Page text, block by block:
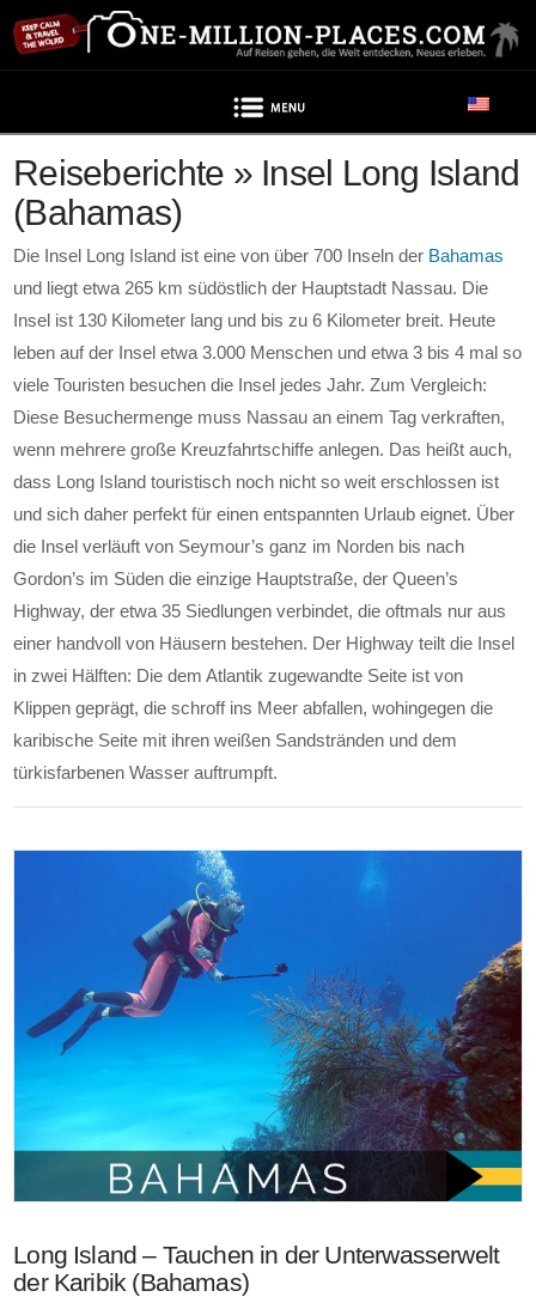
Reiseberichte » Insel Long Island
(Bahamas)
Die Insel Long Island ist eine von über 700 Inseln der Bahamas
und liegt etwa 265 km südöstlich der Hauptstadt Nassau. Die
Insel ist 130 Kilometer lang und bis zu 6 Kilometer breit. Heute
leben auf der Insel etwa 3.000 Menschen und etwa 3 bis 4 mal so
viele Touristen besuchen die Insel jedes Jahr. Zum Vergleich:
Diese Besuchermenge muss Nassau an einem Tag verkraften,
wenn mehrere große Kreuzfahrtschiffe anlegen. Das heißt auch,
dass Long Island touristisch noch nicht so weit erschlossen ist
und sich daher perfekt für einen entspannten Urlaub eignet. Über
die Insel verläuft von Seymour’s ganz im Norden bis nach
Gordon’s im Süden die einzige Hauptstraße, der Queen’s
Highway, der etwa 35 Siedlungen verbindet, die oftmals nur aus
einer handvoll von Häusern bestehen. Der Highway teilt die Insel
in zwei Hälften: Die dem Atlantik zugewandte Seite ist von
Klippen geprägt, die schroff ins Meer abfallen, wohingegen die
karibische Seite mit ihren weißen Sandstränden und dem
türkisfarbenen Wasser auftrumpft.
Long Island – Tauchen in der Unterwasserwelt
der Karibik (Bahamas)